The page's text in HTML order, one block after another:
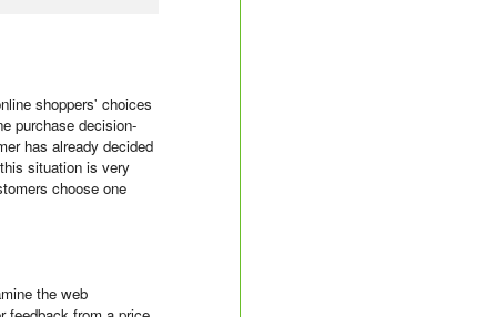
shoppers' choices
purchase decision-
has already decided
situation is very
choose one
the web